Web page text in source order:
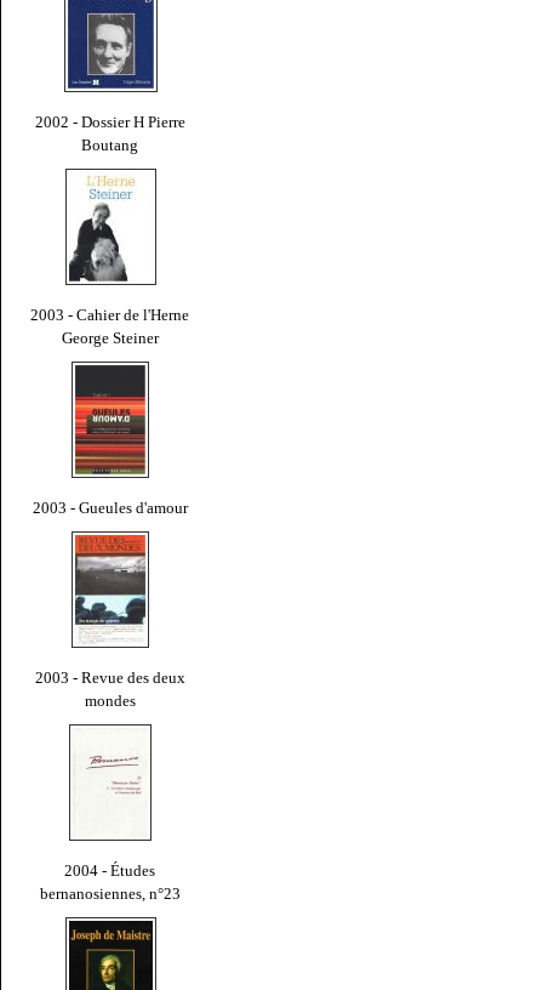
2002 - Dossier H Pierre
Boutang
2003 - Cahier de l'Herne
George Steiner
2003 - Gueules d'amour
2003 - Revue des deux
mondes
2004 - Études
bernanosiennes, n°23